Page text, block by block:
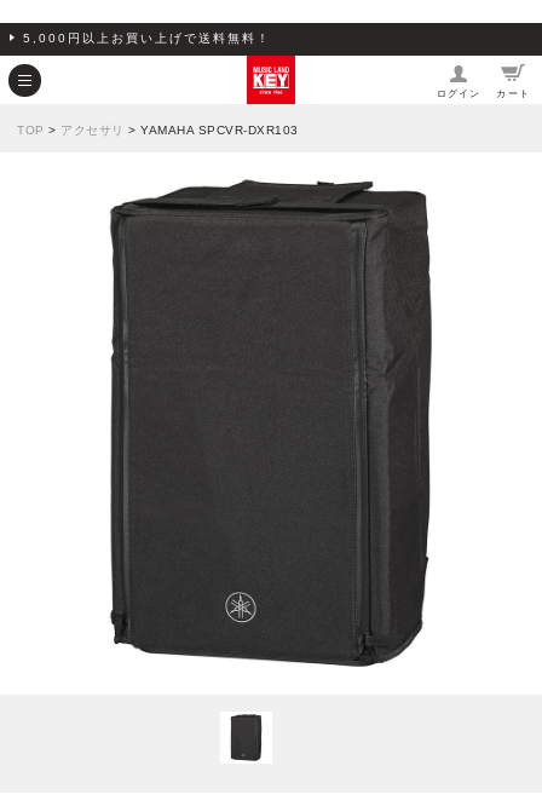
5,000円以上お買い上げで送料無料！
ログイン カート
TOP > アクセサリ > YAMAHA SPCVR-DXR103